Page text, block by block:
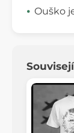
Ouško